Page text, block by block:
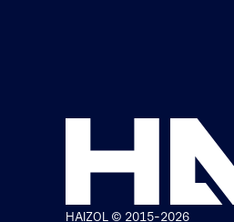
HAIZOL © 2015-2026